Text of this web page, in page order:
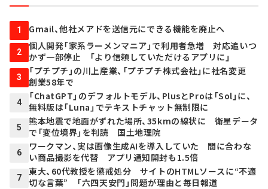
1 Gmail、他社メアドを送信元にできる機能を廃止へ
2
個人開発「家系ラーメンマニア」で利用者急増 対応追いつ
かず一部停止 「より信頼していただけるアプリに」
3
「プチプチ」の川上産業、「プチプチ株式会社」に社名変更
創業58年で
4
「ChatGPT」のデフォルトモデル、PlusとProは「Sol」に、
無料版は「Luna」でテキストチャット無制限に
5
熊本地震で地面がずれた場所、35kmの線状に 衛星データ
で「変位境界」を判読 国土地理院
6
ワークマン、実は画像生成AIを導入していた 間に合わな
い商品撮影を代替 アプリ通知開封も1.5倍
7
東大、60代教授を懲戒処分 サイトのHTMLソースに“不適
切な言葉” 「六四天安門」問題が理由と毎日報道